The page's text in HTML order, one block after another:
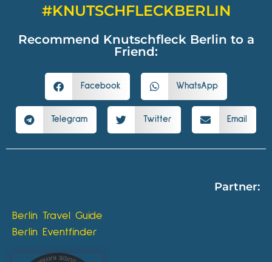
#KNUTSCHFLECKBERLIN
Recommend Knutschfleck Berlin to a
Friend:
Facebook WhatsApp
Telegram Twitter Email
Partner:
Berlin Travel Guide
Berlin Eventfinder